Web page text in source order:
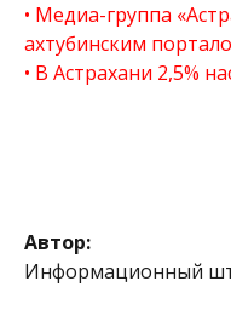
Медиа-группа
ахтубинским
В Астрахани 2,5%
Автор:
Информационный